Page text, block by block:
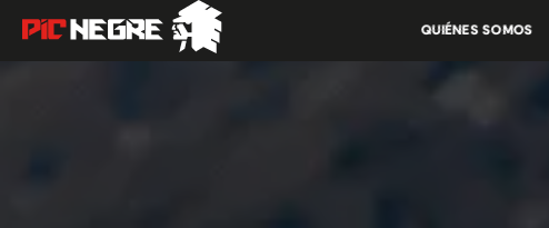
QUIÉNES SOMOS